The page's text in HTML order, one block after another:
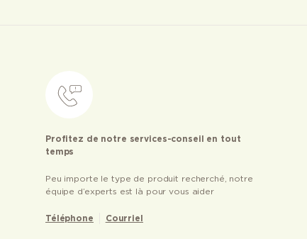
Profitez de notre services-conseil en tout
temps
Peu importe le type de produit recherché, notre
équipe d’experts est là pour vous aider
Téléphone Courriel